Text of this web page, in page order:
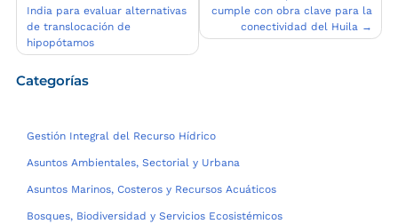
de
entradas
India para evaluar alternativas
de translocación de
hipopótamos
cumple con obra clave para la
conectividad del Huila
Categorías
Gestión Integral del Recurso Hídrico
Asuntos Ambientales, Sectorial y Urbana
Asuntos Marinos, Costeros y Recursos Acuáticos
Bosques, Biodiversidad y Servicios Ecosistémicos